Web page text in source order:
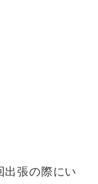
出張の際にい